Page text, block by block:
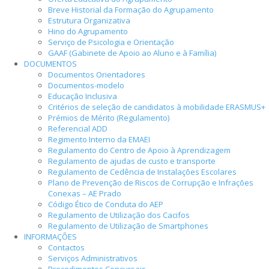
Breve Historial da Formação do Agrupamento
Estrutura Organizativa
Hino do Agrupamento
Serviço de Psicologia e Orientação
GAAF (Gabinete de Apoio ao Aluno e à Família)
DOCUMENTOS
Documentos Orientadores
Documentos-modelo
Educação Inclusiva
Critérios de seleção de candidatos à mobilidade ERASMUS+
Prémios de Mérito (Regulamento)
Referencial ADD
Regimento Interno da EMAEI
Regulamento do Centro de Apoio à Aprendizagem
Regulamento de ajudas de custo e transporte
Regulamento de Cedência de Instalações Escolares
Plano de Prevenção de Riscos de Corrupção e Infrações
Conexas – AE Prado
Código Ético de Conduta do AEP
Regulamento de Utilização dos Cacifos
Regulamento de Utilização de Smartphones
INFORMAÇÕES
Contactos
Serviços Administrativos